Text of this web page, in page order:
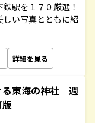
駅を１７０厳選！
い写真とともに紹
詳細を見る
東海の神社 週